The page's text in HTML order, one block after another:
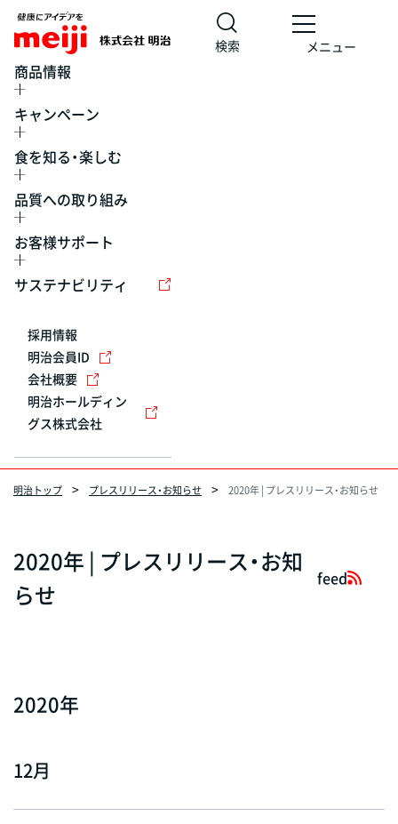
検索 メニュー
商品情報
キャンペーン
食を知る・楽しむ
品質への取り組み
お客様サポート
サステナビリティ
採用情報
明治会員ID
会社概要
明治ホールディン
グス株式会社
明治トップ プレスリリース・お知らせ 2020年 | プレスリリース・お知らせ
2020年 | プレスリリース・お知
らせ
feed
2020年
12月